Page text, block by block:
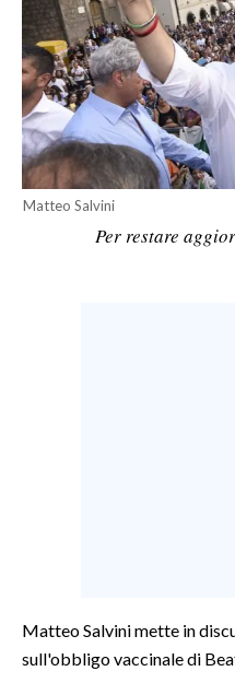
POLITICA
ECONOMIA
SERVIZI ALLE IMPRESE
LAVORO
SPORT IN SARDEGNA
SPETTACOLI
Matteo Salvini
Per restare
Matteo Salvini mette in
sull'obbligo vaccinale di